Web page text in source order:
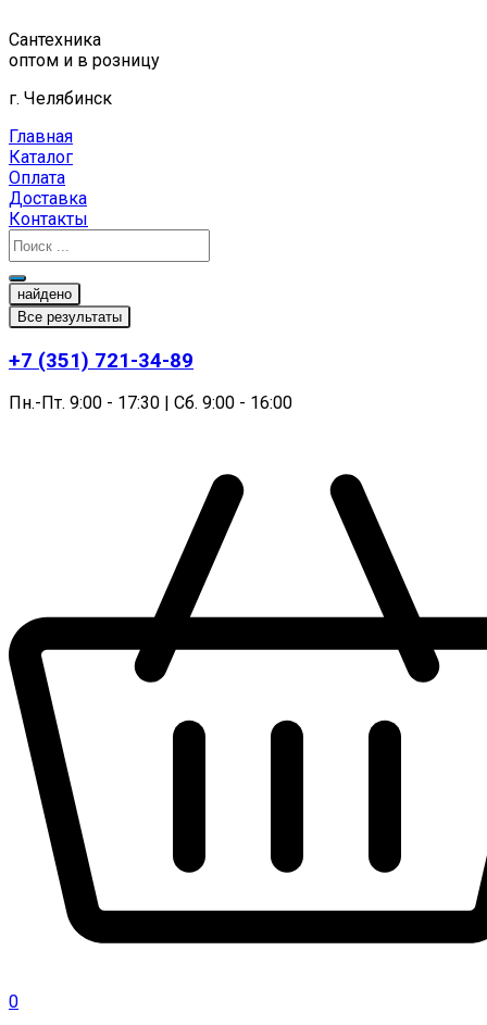
к
содержимому
Сантехника
оптом и в розницу
г. Челябинск
Главная
Каталог
Оплата
Доставка
Контакты
найдено
Все результаты
+7 (351) 721-34-89
Пн.-Пт. 9:00 - 17:30 | Сб. 9:00 - 16:00
0